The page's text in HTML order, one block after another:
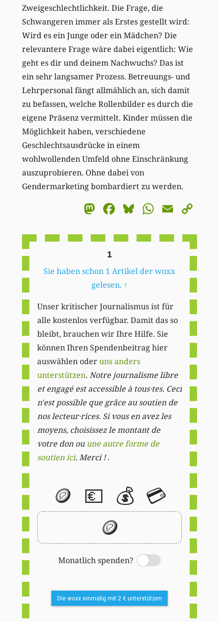
Zweigeschlechtlichkeit. Die Frage, die
Schwangeren immer als Erstes gestellt wird:
Wird es ein Junge oder ein Mädchen? Die
relevantere Frage wäre dabei eigentlich: Wie
geht es dir und deinem Nachwuchs? Das ist
ein sehr langsamer Prozess. Betreuungs- und
Lehrpersonal fängt allmählich an, sich damit
zu befassen, welche Rollenbilder es durch die
eigene Präsenz vermittelt. Kinder müssen die
Möglichkeit haben, verschiedene
Geschlechtsausdrücke in einem
wohlwollenden Umfeld ohne Einschränkung
auszuprobieren. Ohne dabei von
Gendermarketing bombardiert zu werden.
Mastodon
Facebook
BlueskyEmail
1
Sie haben schon 1 Artikel der woxx
gelesen. ↑
Unser kritischer Journalismus ist für
alle kostenlos verfügbar. Damit das so
bleibt, brauchen wir Ihre Hilfe. Sie
können Ihren Spendenbeitrag hier
auswählen oderuns anders
unterstützen. Notre journalisme libre
et engagé est accessible à tous·tes. Ceci
n'est possible que grâce au soutien de
nos lecteur·rices. Si vous en avez les
moyens, choisissez le montant de
votre don ou une autre forme de
soutien ici. Merci ! .
🪙 💶 💰 💳
🪙
Monatlich spenden?
Switch
Die woxx einmalig mit 2 € unterstützen